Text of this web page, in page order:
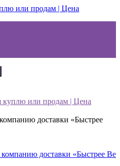
куплю или продам | Цена
доставки «Быстрее